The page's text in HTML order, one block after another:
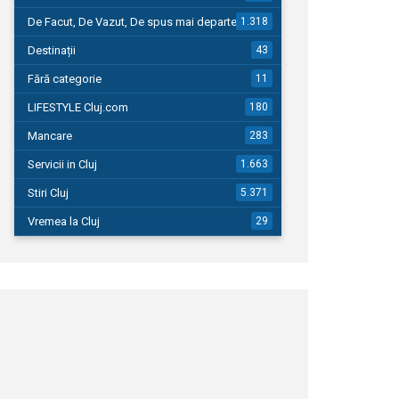
De Facut, De Vazut, De spus mai departe…1.318
Destinații 43
Fără categorie 11
LIFESTYLE Cluj.com 180
Mancare 283
Servicii in Cluj 1.663
Stiri Cluj 5.371
Vremea la Cluj 29